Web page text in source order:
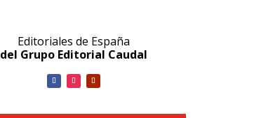
Editoriales de España
del Grupo Editorial Caudal